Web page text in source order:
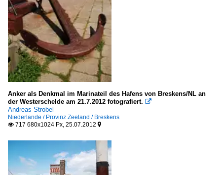
Dänemark
Region Süddänemark (Syddanmark)
Esbjerg Kommune
Deutschland
Baden-Württemberg
Heidelberg
LK Neckar-Odenwald
Anker als Denkmal im Marinateil des Hafens von Breskens/NL an
der Westerschelde am 21.7.2012 fotografiert. 
Andreas Strobel
Niederlande / Provinz Zeeland / Breskens
 717 680x1024 Px, 25.07.2012 